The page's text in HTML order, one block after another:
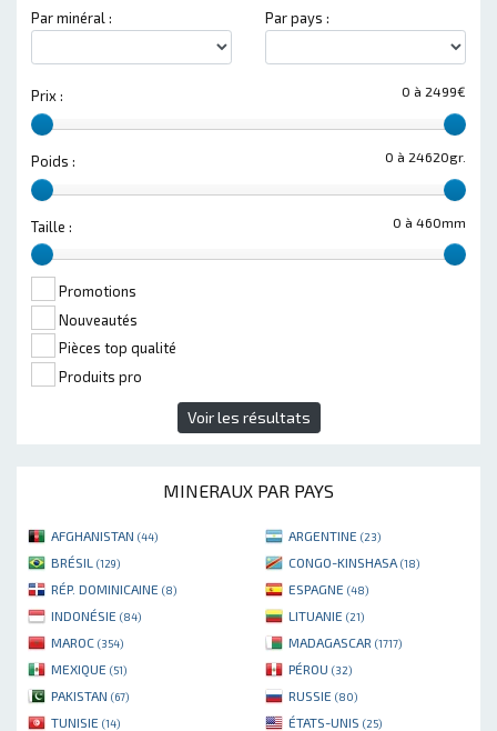
Par minéral : Par pays :
0 à 2499€
Prix :
0 à 24620gr.
Poids :
0 à 460mm
Taille :
Promotions
Nouveautés
Pièces top qualité
Produits pro
Voir les résultats
MINERAUX PAR PAYS
AFGHANISTAN (44) ARGENTINE (23)
BRÉSIL (129) CONGO-KINSHASA (18)
RÉP. DOMINICAINE (8) ESPAGNE (48)
INDONÉSIE (84) LITUANIE (21)
MAROC (354) MADAGASCAR (1717)
MEXIQUE (51) PÉROU (32)
PAKISTAN (67) RUSSIE (80)
TUNISIE (14) ÉTATS-UNIS (25)